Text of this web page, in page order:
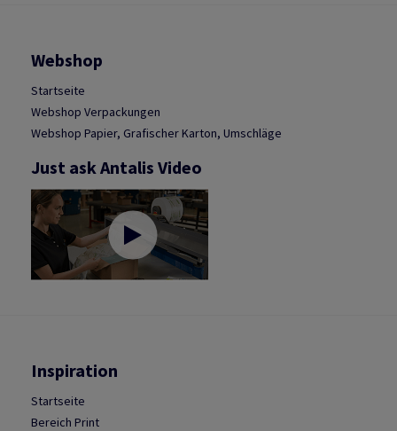
Webshop
Startseite
Webshop Verpackungen
Webshop Papier, Grafischer Karton, Umschläge
Just ask Antalis Video
Inspiration
Startseite
Bereich Print